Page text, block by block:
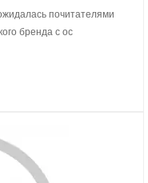
почитателями
бренда с ос